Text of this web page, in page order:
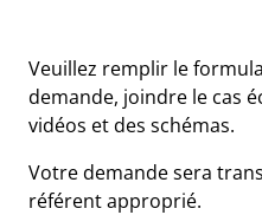
Veuillez remplir le
demande, joindre le cas
vidéos et des schémas.
Votre demande sera
référent approprié.